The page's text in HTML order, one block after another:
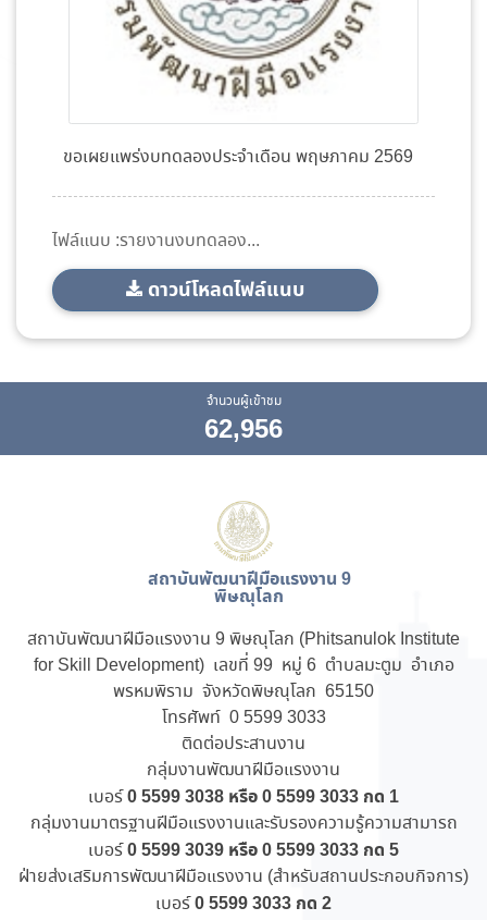
ขอเผยแพร่งบทดลองประจำเดือน พฤษภาคม 2569
ไฟล์แนบ :รายงานงบทดลอง...
ดาวน์โหลดไฟล์แนบ
จำนวนผู้เข้าชม
62,956
สถาบันพัฒนาฝีมือแรงงาน 9
พิษณุโลก
สถาบันพัฒนาฝีมือแรงงาน 9 พิษณุโลก (Phitsanulok Institute
for Skill Development) เลขที่ 99 หมู่ 6 ตำบลมะตูม อำเภอ
พรหมพิราม จังหวัดพิษณุโลก 65150
โทรศัพท์ 0 5599 3033
ติดต่อประสานงาน
กลุ่มงานพัฒนาฝีมือแรงงาน
เบอร์0 5599 3038 หรือ 0 5599 3033 กด 1
กลุ่มงานมาตรฐานฝีมือแรงงานและรับรองความรู้ความสามารถ
เบอร์0 5599 3039 หรือ 0 5599 3033 กด 5
ฝ่ายส่งเสริมการพัฒนาฝีมือแรงงาน (สำหรับสถานประกอบกิจการ)
เบอร์0 5599 3033 กด 2